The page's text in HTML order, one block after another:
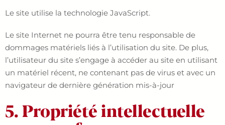
Le site utilise la technologie JavaScript.
Le site Internet ne pourra être tenu responsable de
dommages matériels liés à l’utilisation du site. De plus,
l’utilisateur du site s’engage à accéder au site en utilisant
un matériel récent, ne contenant pas de virus et avec un
navigateur de dernière génération mis-à-jour
5. Propriété intellectuelle